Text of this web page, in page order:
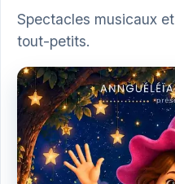
Spectacles musicaux
tout-petits.